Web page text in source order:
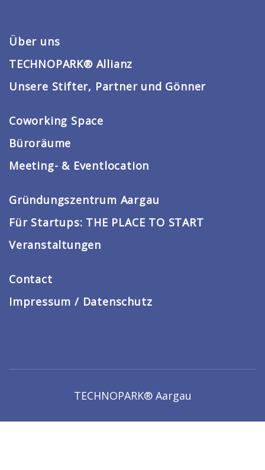
Über uns
TECHNOPARK® Allianz
Unsere Stifter, Partner und Gönner
Coworking Space
Büroräume
Meeting- & Eventlocation
Gründungszentrum Aargau
Für Startups: THE PLACE TO START
Veranstaltungen
Contact
Impressum / Datenschutz
TECHNOPARK® Aargau